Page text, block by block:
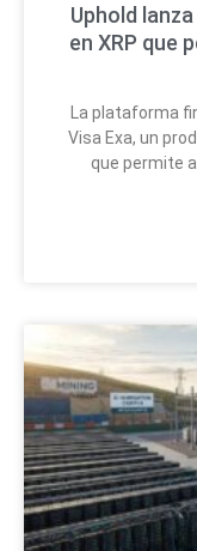
Uphold
en XRP que
La plataforma
Visa Exa, un
que permite